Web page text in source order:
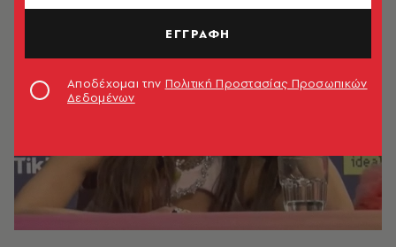
ΕΓΓΡΑΦΗ
Αποδέχομαι την Πολιτική Προστασίας Προσωπικών
Δεδομένων